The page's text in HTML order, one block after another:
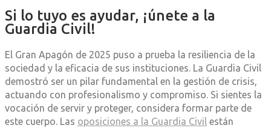
Si lo tuyo es ayudar, ¡únete a la
Guardia Civil!
El Gran Apagón de 2025 puso a prueba la resiliencia de la
sociedad y la eficacia de sus instituciones. La Guardia Civil
demostró ser un pilar fundamental en la gestión de crisis,
actuando con profesionalismo y compromiso. Si sientes la
vocación de servir y proteger, considera formar parte de
este cuerpo. Las oposiciones a la Guardia Civil están